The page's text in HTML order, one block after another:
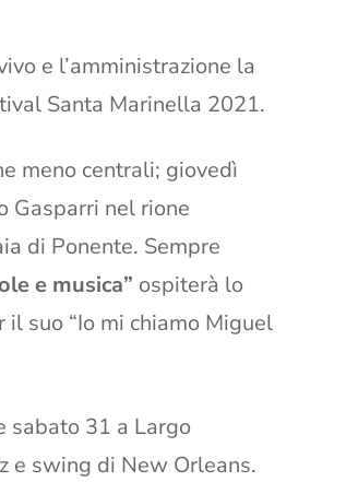
e l’amministrazione la
Santa Marinella 2021.
meno centrali; giovedì
Gasparri nel rione
di Ponente. Sempre
e musica” ospiterà lo
suo “Io mi chiamo Miguel
sabato 31 a Largo
e swing di New Orleans.